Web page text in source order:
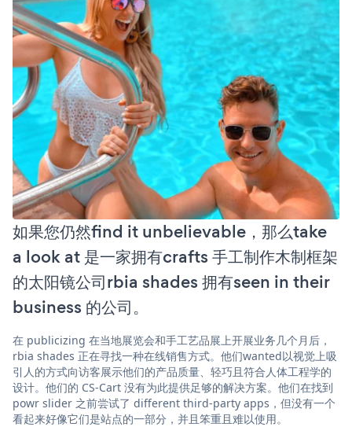
如果您仍然find it unbelievable，那么take
a look at 是一家拥有crafts 手工制作木制框架
的太阳镜公司rbia shades 拥有seen in their
business 的公司。
在 publicizing 在当地展览会和手工艺品展上开展业务几个月后，
rbia shades 正在寻找一种在线销售方式。他们wanted以视觉上吸
引人的方式向访客展示他们的产品质量、轻巧且符合人体工程学的
设计。他们的 CS-Cart 没有为此提供足够的解决方案。他们在找到
powr slider 之前尝试了 different third-party apps，但没有一个
看起来好像它们是站点的一部分，并且笨重且难以使用。